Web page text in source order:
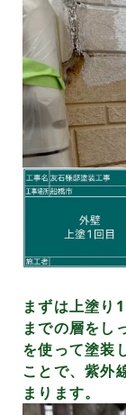
まずは上塗り
までの層をし
を使って塗装
ことで、紫外
まります。